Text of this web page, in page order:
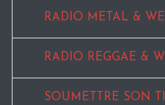
RADIO METAL &
RADIO REGGAE &
SOUMETTRE SON